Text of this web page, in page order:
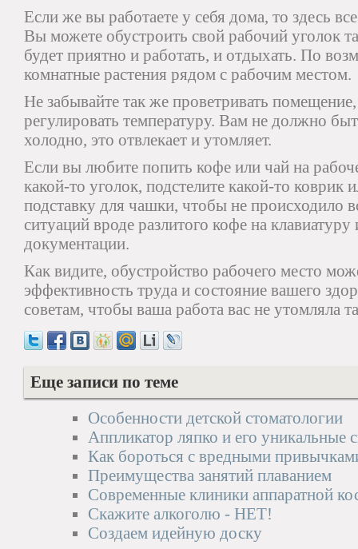
Если же вы работаете у себя дома, то здесь
Вы можете обустроить свой рабочий уголок
будет приятно и работать, и отдыхать. По
комнатные растения рядом с рабочим местом.
Не забывайте так же проветривать
регулировать температуру. Вам не должно
холодно, это отвлекает и утомляет.
Если вы любите попить кофе или чай на
какой-то уголок, подстелите какой-то коврик
подставку для чашки, чтобы не происходило
ситуаций вроде разлитого кофе на
документации.
Как видите, обустройство рабочего место
эффективность труда и состояние вашего
советам, чтобы ваша работа вас не утомляла
Еще записи по теме
Особенности детской стоматологии
Аппликатор ляпко и его уникальные
Как бороться с вредными
Преимущества занятий плаванием
Современные клиники аппаратной
Скажите алкоголю - НЕТ!
Создаем идейную доску